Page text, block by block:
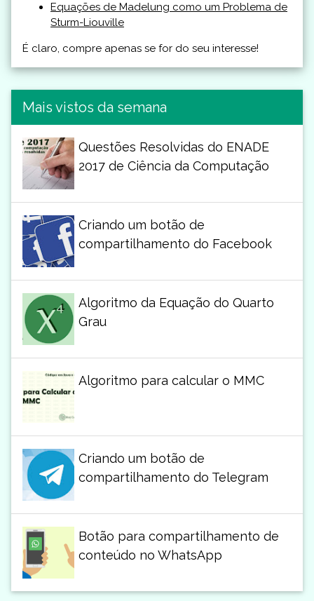
Equações de Madelung como um Problema de
Sturm-Liouville
É claro, compre apenas se for do seu interesse!
Mais vistos da semana
Questões Resolvidas do ENADE
2017 de Ciência da Computação
Criando um botão de
compartilhamento do Facebook
Algoritmo da Equação do Quarto
Grau
Algoritmo para calcular o MMC
Criando um botão de
compartilhamento do Telegram
Botão para compartilhamento de
conteúdo no WhatsApp